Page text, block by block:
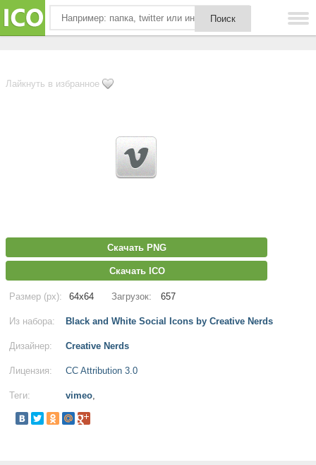
Лайкнуть в избранное
Скачать PNG
Скачать ICO
Размер (px): 64x64 Загрузок: 657
Из набора: Black and White Social Icons by Creative Nerds
Дизайнер: Creative Nerds
Лицензия: CC Attribution 3.0
Теги: vimeo,